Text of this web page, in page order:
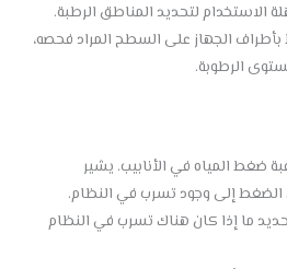
الاستخدام لتحديد المناطق الرطبة.
الجهاز على السطح المراد فحصه،
الرطوبة.
ضغط المياه في الأنابيب. يشير
الضغط إلى وجود تسرب في النظام.
ما إذا كان هناك تسرب في النظام